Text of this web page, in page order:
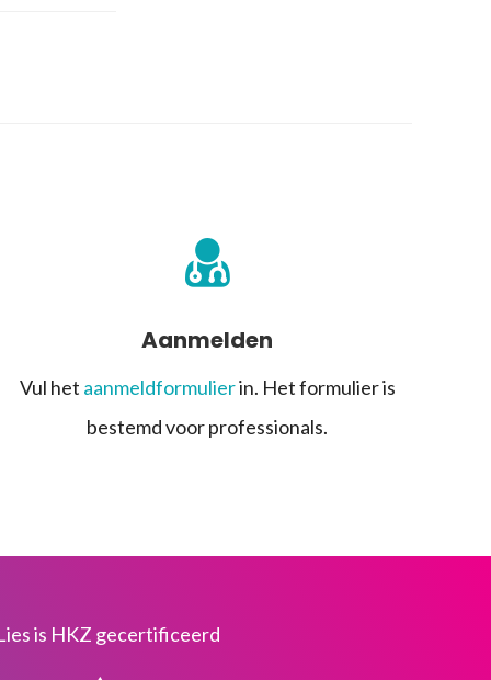
Aanmelden
Vul het aanmeldformulierin. Het formulier is
bestemd voor professionals.
is HKZ gecertificeerd